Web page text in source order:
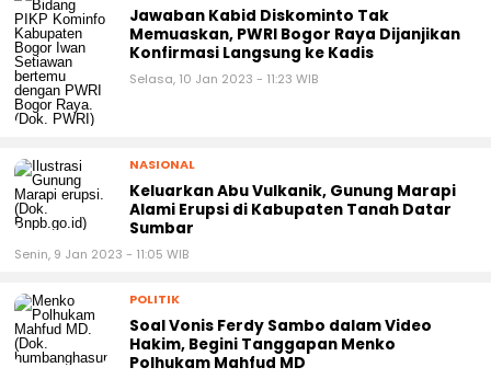
Jawaban Kabid Diskominto Tak
Memuaskan, PWRI Bogor Raya Dijanjikan
Konfirmasi Langsung ke Kadis
Selasa, 10 Jan 2023 - 11:23 WIB
NASIONAL
Keluarkan Abu Vulkanik, Gunung Marapi
Alami Erupsi di Kabupaten Tanah Datar
Sumbar
Senin, 9 Jan 2023 - 11:05 WIB
POLITIK
Soal Vonis Ferdy Sambo dalam Video
Hakim, Begini Tanggapan Menko
Polhukam Mahfud MD